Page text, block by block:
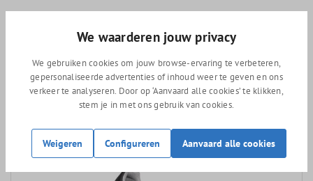
Vergelijkbare producten
We waarderen jouw privacy
We gebruiken cookies om jouw browse-ervaring te verbeteren,
gepersonaliseerde advertenties of inhoud weer te geven en ons
verkeer te analyseren. Door op ‘Aanvaard alle cookies’ te klikken,
stem je in met ons gebruik van cookies.
Weigeren Configureren Aanvaard alle cookies